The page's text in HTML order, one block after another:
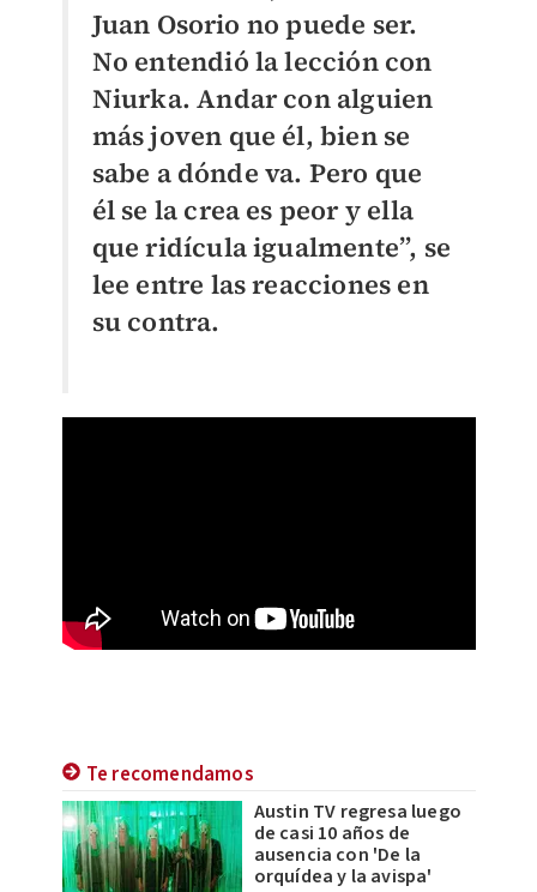
Juan Osorio no puede ser.
No entendió la lección con
Niurka. Andar con alguien
más joven que él, bien se
sabe a dónde va. Pero que
él se la crea es peor y ella
que ridícula igualmente”, se
lee entre las reacciones en
su contra.
Te recomendamos
Austin TV regresa luego
de casi 10 años de
ausencia con 'De la
orquídea y la avispa'